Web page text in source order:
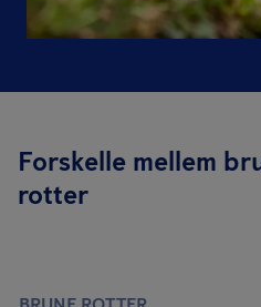
Forskelle mellem
rotter